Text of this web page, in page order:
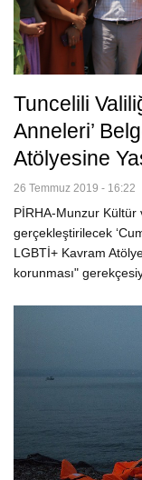
Tuncelili
Anneleri’
Atölyesine
26 Temmuz 2019 - 16:22
PİRHA-Munzur Kültür
gerçekleştirilecek
LGBTİ+ Kavram
korunması"